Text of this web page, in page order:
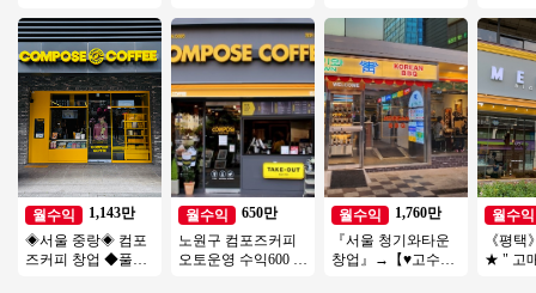
한 유동이 흐르는위
치
월수익
1,143만
◈서울 중랑◈ 컴포
즈커피 창업 ◆풀오
커피!
월수익
650만
노원구 컴포즈커피
오토운영 수익600 #
오토 빽다방!
월수익
1,760만
『서울 청기와타운
창업』→【♥고수익/
차이 없
장
월수익
《평
★ " 고